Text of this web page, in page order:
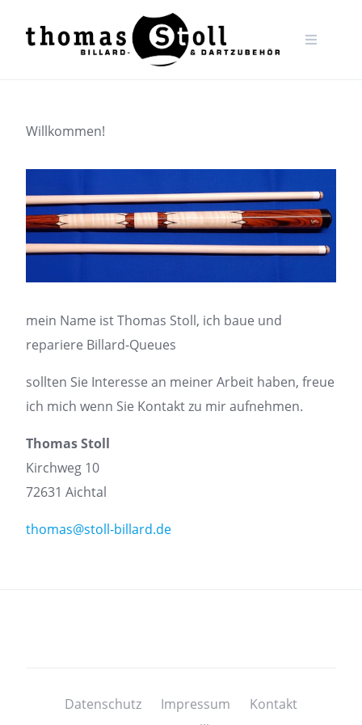
content
Willkommen!
mein Name ist Thomas Stoll, ich baue und
repariere Billard-Queues
sollten Sie Interesse an meiner Arbeit haben, freue
ich mich wenn Sie Kontakt zu mir aufnehmen.
Thomas Stoll
Kirchweg 10
72631 Aichtal
thomas@stoll-billard.de
Datenschutz Impressum
Kontakt